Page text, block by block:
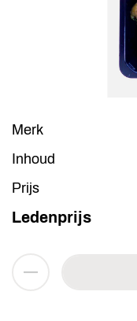
Merk
Inhoud
Prijs
Ledenprijs